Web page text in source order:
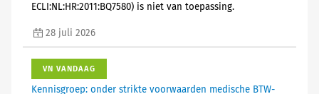
ECLI:NL:HR:2011:BQ7580) is niet van toepassing.
28 juli 2026
VN VANDAAG
Kennisgroep: onder strikte voorwaarden medische BTW-